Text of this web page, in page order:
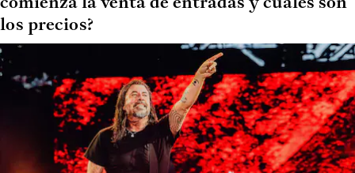
los precios?